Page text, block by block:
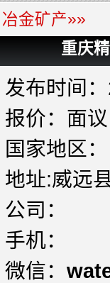
冶金矿产»»
重庆
发布时间
报价：面议
国家地区
地址:威远
公司：
手机：
微信：